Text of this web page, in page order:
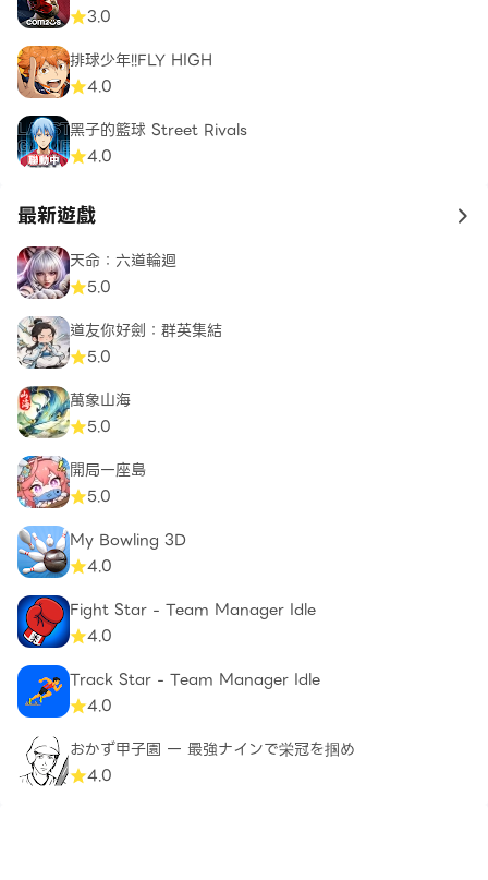
3.0
排球少年!!FLY HIGH
4.0
黑子的籃球 Street Rivals
4.0
最新遊戲 to
天命：六道輪迴
5.0
道友你好劍：群英集結
5.0
萬象山海
5.0
開局一座島
5.0
My Bowling 3D
4.0
Fight Star - Team Manager Idle
4.0
Track Star - Team Manager Idle
4.0
おかず甲子園 一 最強ナインで栄冠を掴め
4.0